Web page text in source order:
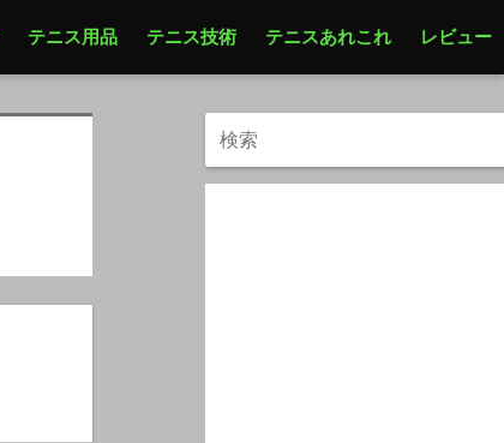
テニス用品 テニス技術 テニスあれこれ レビュー